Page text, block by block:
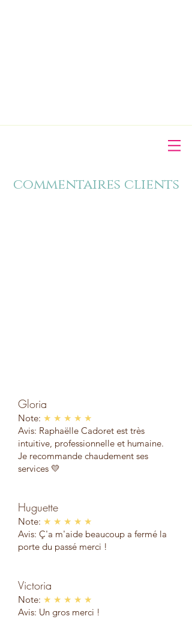
commentaires clients
Gloria
Note: ★ ★ ★ ★ ★
Avis: Raphaëlle Cadoret est très
intuitive, professionnelle et humaine.
Je recommande chaudement ses
services 💛
Huguette
Note: ★ ★ ★ ★ ★
Avis: Ç'a m'aide beaucoup a fermé la
porte du passé merci !
Victoria
Note: ★ ★ ★ ★ ★
Avis: Un gros merci !